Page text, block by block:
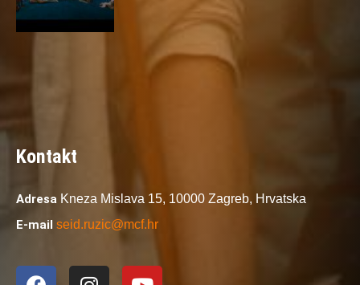
Kontakt
Adresa Kneza Mislava 15, 10000 Zagreb, Hrvatska
E-mail seid.ruzic@mcf.hr